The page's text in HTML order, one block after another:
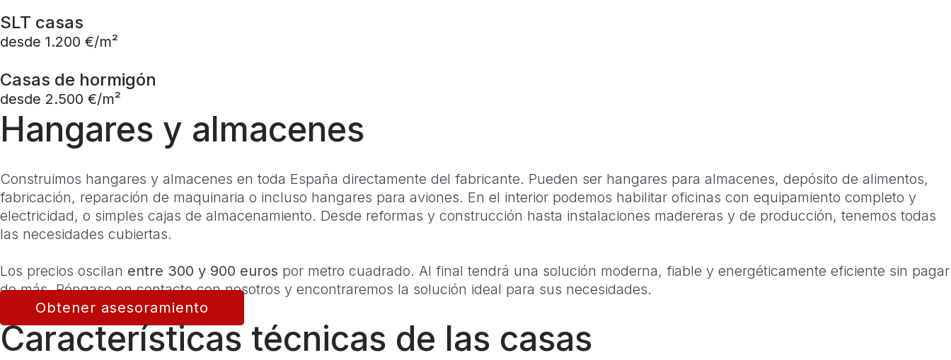
SLT casas
desde 1.200 €/m²
Casas de hormigón
desde 2.500 €/m²
Hangares y almacenes
Construimos hangares y almacenes en toda España directamente del fabricante. Pueden ser hangares para almacenes, depósito de alimentos,
fabricación, reparación de maquinaria o incluso hangares para aviones. En el interior podemos habilitar oficinas con equipamiento completo y
electricidad, o simples cajas de almacenamiento. Desde reformas y construcción hasta instalaciones madereras y de producción, tenemos todas
las necesidades cubiertas.
Los precios oscilan entre 300 y 900 euros por metro cuadrado. Al final tendrá una solución moderna, fiable y energéticamente eficiente sin pagar
de más. Póngase en contacto con nosotros y encontraremos la solución ideal para sus necesidades.
Obtener asesoramiento
Características técnicas de las casas